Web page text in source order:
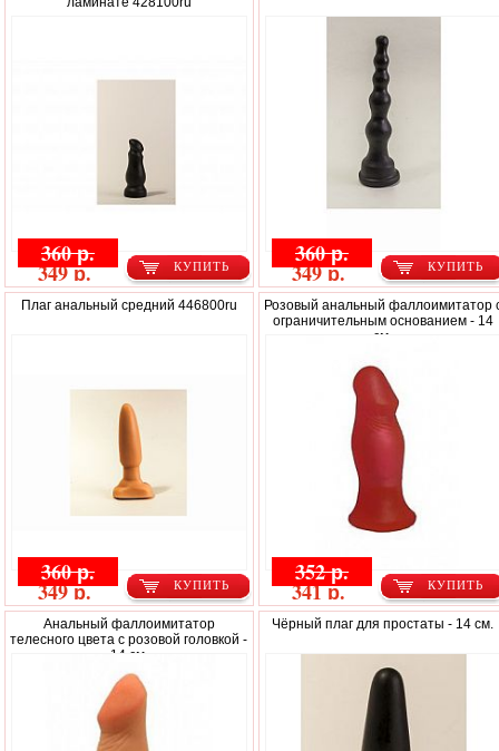
КУПИТЬ
360 р.
349 р. КУПИТЬ
360 р.
349 р.
Плаг анальный средний 446800ru
КУПИТЬ
360 р.
349 р.
Розовый анальный фаллоимитатор
ограничительным основанием - 14
см.
КУПИТЬ
352 р.
341 р.
Анальный фаллоимитатор
телесного цвета с розовой головкой -
14 см.
Чёрный плаг для простаты - 14 см.